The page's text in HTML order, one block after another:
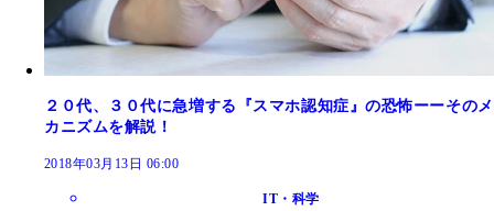
２０代、３０代に急増する『スマホ認知症』の恐怖ーーそのメ
カニズムを解説！
2018年03月13日 06:00
IT・科学